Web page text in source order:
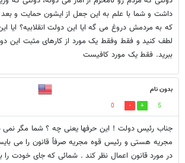
داشت و شما با علم به این جعل از ایشون حمایت و بعد
که به مردمش دروغ می گه ایا این دولت انقلابیه؟ ایا
لطف کنید و فقط وفقط یک مورد از کارهای مثبت این دو
ببرید. فقط یک مورد کافیست
بدون نام
5
0
جناب رئیس دولت ! این حرفها یعنی چه ؟ شما مگر نمی
مجریه هستی و رئیس قوه مجریه صرفاً قانون را می
در مورد قانون اعمال نظر کند . شمائی که جای خودت